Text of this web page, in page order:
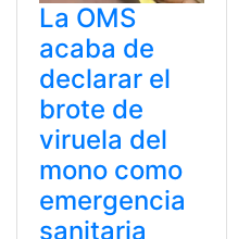
La OMS
acaba de
declarar el
brote de
viruela del
mono como
emergencia
sanitaria